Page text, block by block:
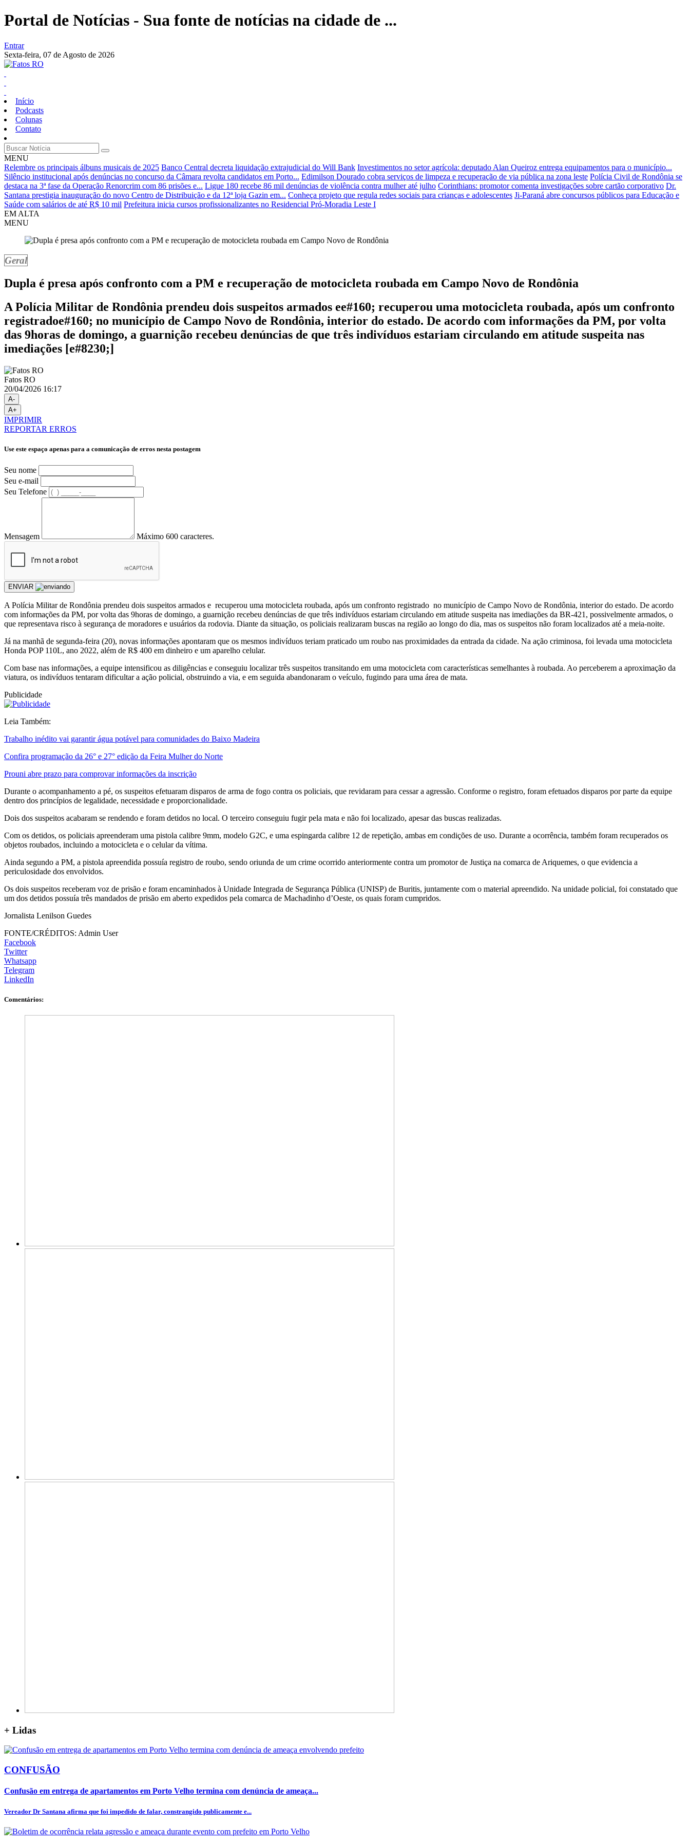
Portal de Notícias - Sua fonte de notícias na cidade de ...
Entrar
Sexta-feira, 07 de Agosto de 2026
Início
Podcasts
Colunas
Contato
MENU
Relembre os principais álbuns musicais de 2025 Banco Central decreta liquidação extrajudicial do Will Bank Investimentos no setor agrícola: deputado Alan Queiroz entrega equipamentos para o município...
Silêncio institucional após denúncias no concurso da Câmara revolta candidatos em Porto... Edimilson Dourado cobra serviços de limpeza e recuperação de via pública na zona leste Polícia Civil de Rondônia se
destaca na 3ª fase da Operação Renorcrim com 86 prisões e... Ligue 180 recebe 86 mil denúncias de violência contra mulher até julho Corinthians: promotor comenta investigações sobre cartão corporativo Dr.
Santana prestigia inauguração do novo Centro de Distribuição e da 12ª loja Gazin em... Conheça projeto que regula redes sociais para crianças e adolescentes Ji-Paraná abre concursos públicos para Educação e
Saúde com salários de até R$ 10 mil Prefeitura inicia cursos profissionalizantes no Residencial Pró-Moradia Leste I
EM ALTA
MENU
Geral
Dupla é presa após confronto com a PM e recuperação de motocicleta roubada em Campo Novo de Rondônia
A Polícia Militar de Rondônia prendeu dois suspeitos armados ee#160; recuperou uma motocicleta roubada, após um confronto
registradoe#160; no município de Campo Novo de Rondônia, interior do estado. De acordo com informações da PM, por volta
das 9horas de domingo, a guarnição recebeu denúncias de que três indivíduos estariam circulando em atitude suspeita nas
imediações [e#8230;]
Fatos RO
20/04/2026 16:17
A-
A+
IMPRIMIR
REPORTAR ERROS
Use este espaço apenas para a comunicação de erros nesta postagem
Seu nome
Seu e-mail
Seu Telefone
Mensagem Máximo 600 caracteres.
ENVIAR
A Polícia Militar de Rondônia prendeu dois suspeitos armados e recuperou uma motocicleta roubada, após um confronto registrado no município de Campo Novo de Rondônia, interior do estado. De acordo
com informações da PM, por volta das 9horas de domingo, a guarnição recebeu denúncias de que três indivíduos estariam circulando em atitude suspeita nas imediações da BR-421, possivelmente armados, o
que representava risco à segurança de moradores e usuários da rodovia. Diante da situação, os policiais realizaram buscas na região ao longo do dia, mas os suspeitos não foram localizados até a meia-noite.
Já na manhã de segunda-feira (20), novas informações apontaram que os mesmos indivíduos teriam praticado um roubo nas proximidades da entrada da cidade. Na ação criminosa, foi levada uma motocicleta
Honda POP 110L, ano 2022, além de R$ 400 em dinheiro e um aparelho celular.
Com base nas informações, a equipe intensificou as diligências e conseguiu localizar três suspeitos transitando em uma motocicleta com características semelhantes à roubada. Ao perceberem a aproximação da
viatura, os indivíduos tentaram dificultar a ação policial, obstruindo a via, e em seguida abandonaram o veículo, fugindo para uma área de mata.
Publicidade
Leia Também:
Trabalho inédito vai garantir água potável para comunidades do Baixo Madeira
Confira programação da 26° e 27° edição da Feira Mulher do Norte
Prouni abre prazo para comprovar informações da inscrição
Durante o acompanhamento a pé, os suspeitos efetuaram disparos de arma de fogo contra os policiais, que revidaram para cessar a agressão. Conforme o registro, foram efetuados disparos por parte da equipe
dentro dos princípios de legalidade, necessidade e proporcionalidade.
Dois dos suspeitos acabaram se rendendo e foram detidos no local. O terceiro conseguiu fugir pela mata e não foi localizado, apesar das buscas realizadas.
Com os detidos, os policiais apreenderam uma pistola calibre 9mm, modelo G2C, e uma espingarda calibre 12 de repetição, ambas em condições de uso. Durante a ocorrência, também foram recuperados os
objetos roubados, incluindo a motocicleta e o celular da vítima.
Ainda segundo a PM, a pistola apreendida possuía registro de roubo, sendo oriunda de um crime ocorrido anteriormente contra um promotor de Justiça na comarca de Ariquemes, o que evidencia a
periculosidade dos envolvidos.
Os dois suspeitos receberam voz de prisão e foram encaminhados à Unidade Integrada de Segurança Pública (UNISP) de Buritis, juntamente com o material apreendido. Na unidade policial, foi constatado que
um dos detidos possuía três mandados de prisão em aberto expedidos pela comarca de Machadinho d’Oeste, os quais foram cumpridos.
Jornalista Lenilson Guedes
FONTE/CRÉDITOS: Admin User
Facebook
Twitter
Whatsapp
Telegram
LinkedIn
Comentários:
+ Lidas
CONFUSÃO
Confusão em entrega de apartamentos em Porto Velho termina com denúncia de ameaça...
Vereador Dr Santana afirma que foi impedido de falar, constrangido publicamente e...